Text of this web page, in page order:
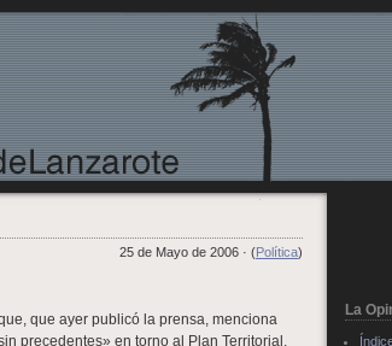
25 de Mayo de 2006 · (Política)
que ayer publicó la prensa, menciona
precedentes» en torno al Plan Territorial.
La